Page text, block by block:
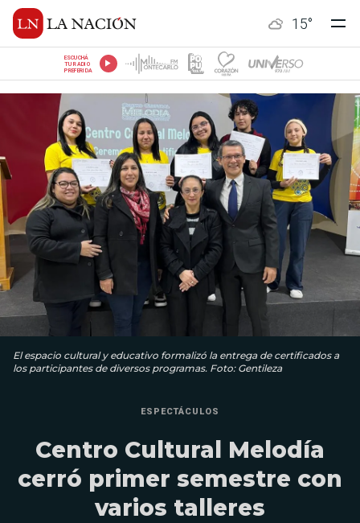
15°
ESCUCHÁ
TU RADIO
PREFERIDA
El espacio cultural y educativo formalizó la entrega de certificados a
los participantes de diversos programas. Foto: Gentileza
ESPECTÁCULOS
Centro Cultural Melodía
cerró primer semestre con
varios talleres